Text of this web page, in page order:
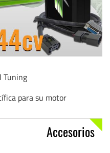
Tuning
para su motor
Accesorios